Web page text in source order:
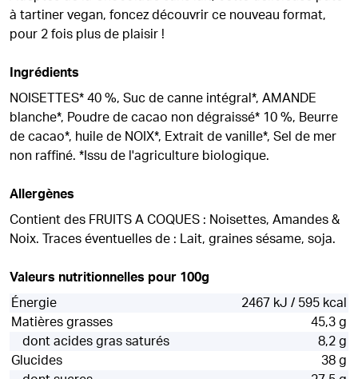
à tartiner vegan, foncez découvrir ce nouveau format,
pour 2 fois plus de plaisir !
Ingrédients
NOISETTES* 40 %, Suc de canne intégral*, AMANDE
blanche*, Poudre de cacao non dégraissé* 10 %, Beurre
de cacao*, huile de NOIX*, Extrait de vanille*, Sel de mer
non raffiné. *Issu de l'agriculture biologique.
Allergènes
Contient des FRUITS A COQUES : Noisettes, Amandes &
Noix. Traces éventuelles de : Lait, graines sésame, soja.
Valeurs nutritionnelles pour 100g
Énergie
2467 kJ / 595 kcal
Matières grasses
45,3 g
dont acides gras saturés
8,2 g
Glucides
38 g